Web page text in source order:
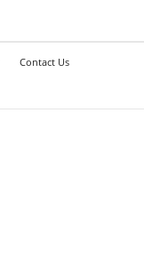
Contact Us